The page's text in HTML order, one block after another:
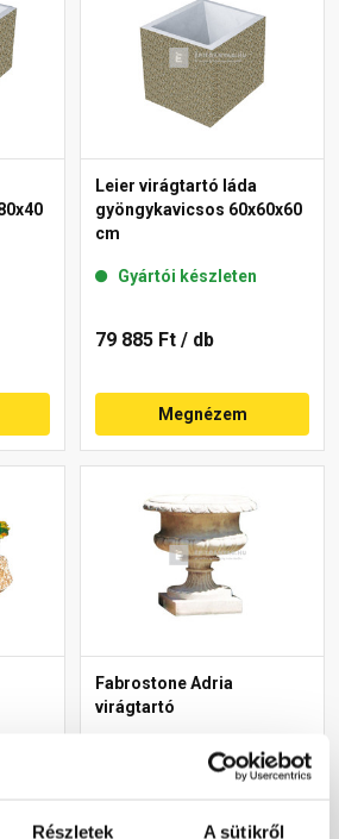
Részletek A sütikről
Leier virágtartó láda
gyöngykavicsos 60x60x60
cm
Gyártói készleten
79 885 Ft / db
Megnézem
Fabrostone Adria
virágtartó
Gyártói készleten